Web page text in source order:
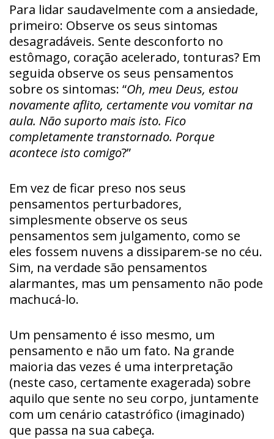
Para lidar saudavelmente com a ansiedade,
primeiro: Observe os seus sintomas
desagradáveis. Sente desconforto no
estômago, coração acelerado, tonturas? Em
seguida observe os seus pensamentos
sobre os sintomas: “Oh, meu Deus, estou
novamente aflito, certamente vou vomitar na
aula. Não suporto mais isto. Fico
completamente transtornado. Porque
acontece isto comigo?”
Em vez de ficar preso nos seus
pensamentos perturbadores,
simplesmente observe os seus
pensamentos sem julgamento, como se
eles fossem nuvens a dissiparem-se no céu.
Sim, na verdade são pensamentos
alarmantes, mas um pensamento não pode
machucá-lo.
Um pensamento é isso mesmo, um
pensamento e não um fato. Na grande
maioria das vezes é uma interpretação
(neste caso, certamente exagerada) sobre
aquilo que sente no seu corpo, juntamente
com um cenário catastrófico (imaginado)
que passa na sua cabeça.